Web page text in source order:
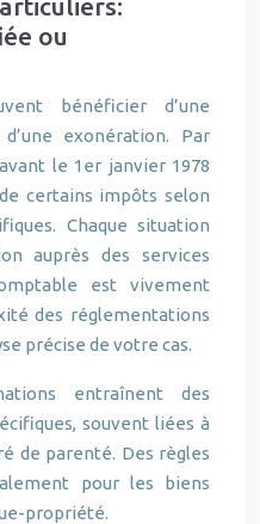
ou
bénéficier d’une
exonération. Par
le 1er janvier 1978
certains impôts selon
Chaque situation
auprès des services
est vivement
des réglementations
précise de votre cas.
entraînent des
souvent liées à
de parenté. Des règles
pour les biens
propriété.